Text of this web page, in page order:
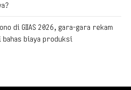
di GIIAS 2026, gara-gara rekam
biaya produksi